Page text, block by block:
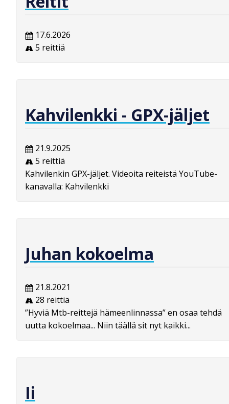
17.6.2026
5 reittiä
Kahvilenkki - GPX-jäljet
21.9.2025
5 reittiä
Kahvilenkin GPX-jäljet. Videoita reiteistä YouTube-
kanavalla: Kahvilenkki
Juhan kokoelma
21.8.2021
28 reittiä
”Hyviä Mtb-reittejä hämeenlinnassa” en osaa tehdä
uutta kokoelmaa... Niin täällä sit nyt kaikki...
Ii